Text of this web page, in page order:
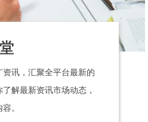
讯，汇聚全平台最新的
解最新资讯市场动态，
。